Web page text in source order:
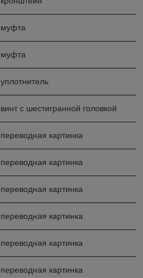
муфта
муфта
уплотнитель
винт с шестигранной головкой
переводная картинка
переводная картинка
переводная картинка
переводная картинка
переводная картинка
переводная картинка